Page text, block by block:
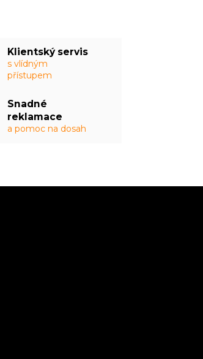
Klientský servis
s vlídným
přístupem
Snadné
reklamace
a pomoc na dosah